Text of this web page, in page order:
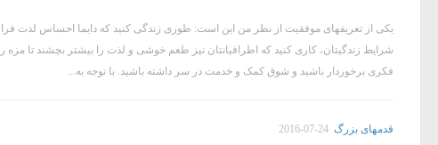
یکی از تعریفهای موفقیت از نظر من این است: طوری زندگی کنید که دایما احساس لذت
شرایط زندگیتان، کاری کنید که اطرافیانتان نیز طعم خوشی و لذت را بیشتر بچشند تا مزه
فکری برخوردار باشید و شوق کمک و خدمت در سر داشته باشید. با توجه به...
قدمهای بزرگ 2016-07-24